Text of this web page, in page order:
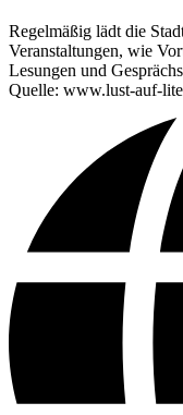
Regelmäßig lädt die
Veranstaltungen, wie
Lesungen und
Quelle: www.lust-auf-